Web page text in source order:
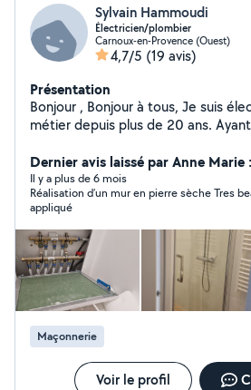
Sylvain Hammoudi
Électricien/plombier
Carnoux-en-Provence (Ouest)
4,7/5 (19 avis)
Présentation
Bonjour , Bonjour à tous, Je suis électricien/plombier de
métier depuis plus de 20 ans.
approfondie dans les autres corps de métier tel que la
petite maçonnerie, le plaque, pose
Voilà pour ma présentation. A+++
Dernier avis laissé par Anne Marie
Il y a plus de 6 mois
Réalisation d’un mur en pierre sèche Tres beau travail soigné et
appliqué
Maçonnerie
Voir le profil